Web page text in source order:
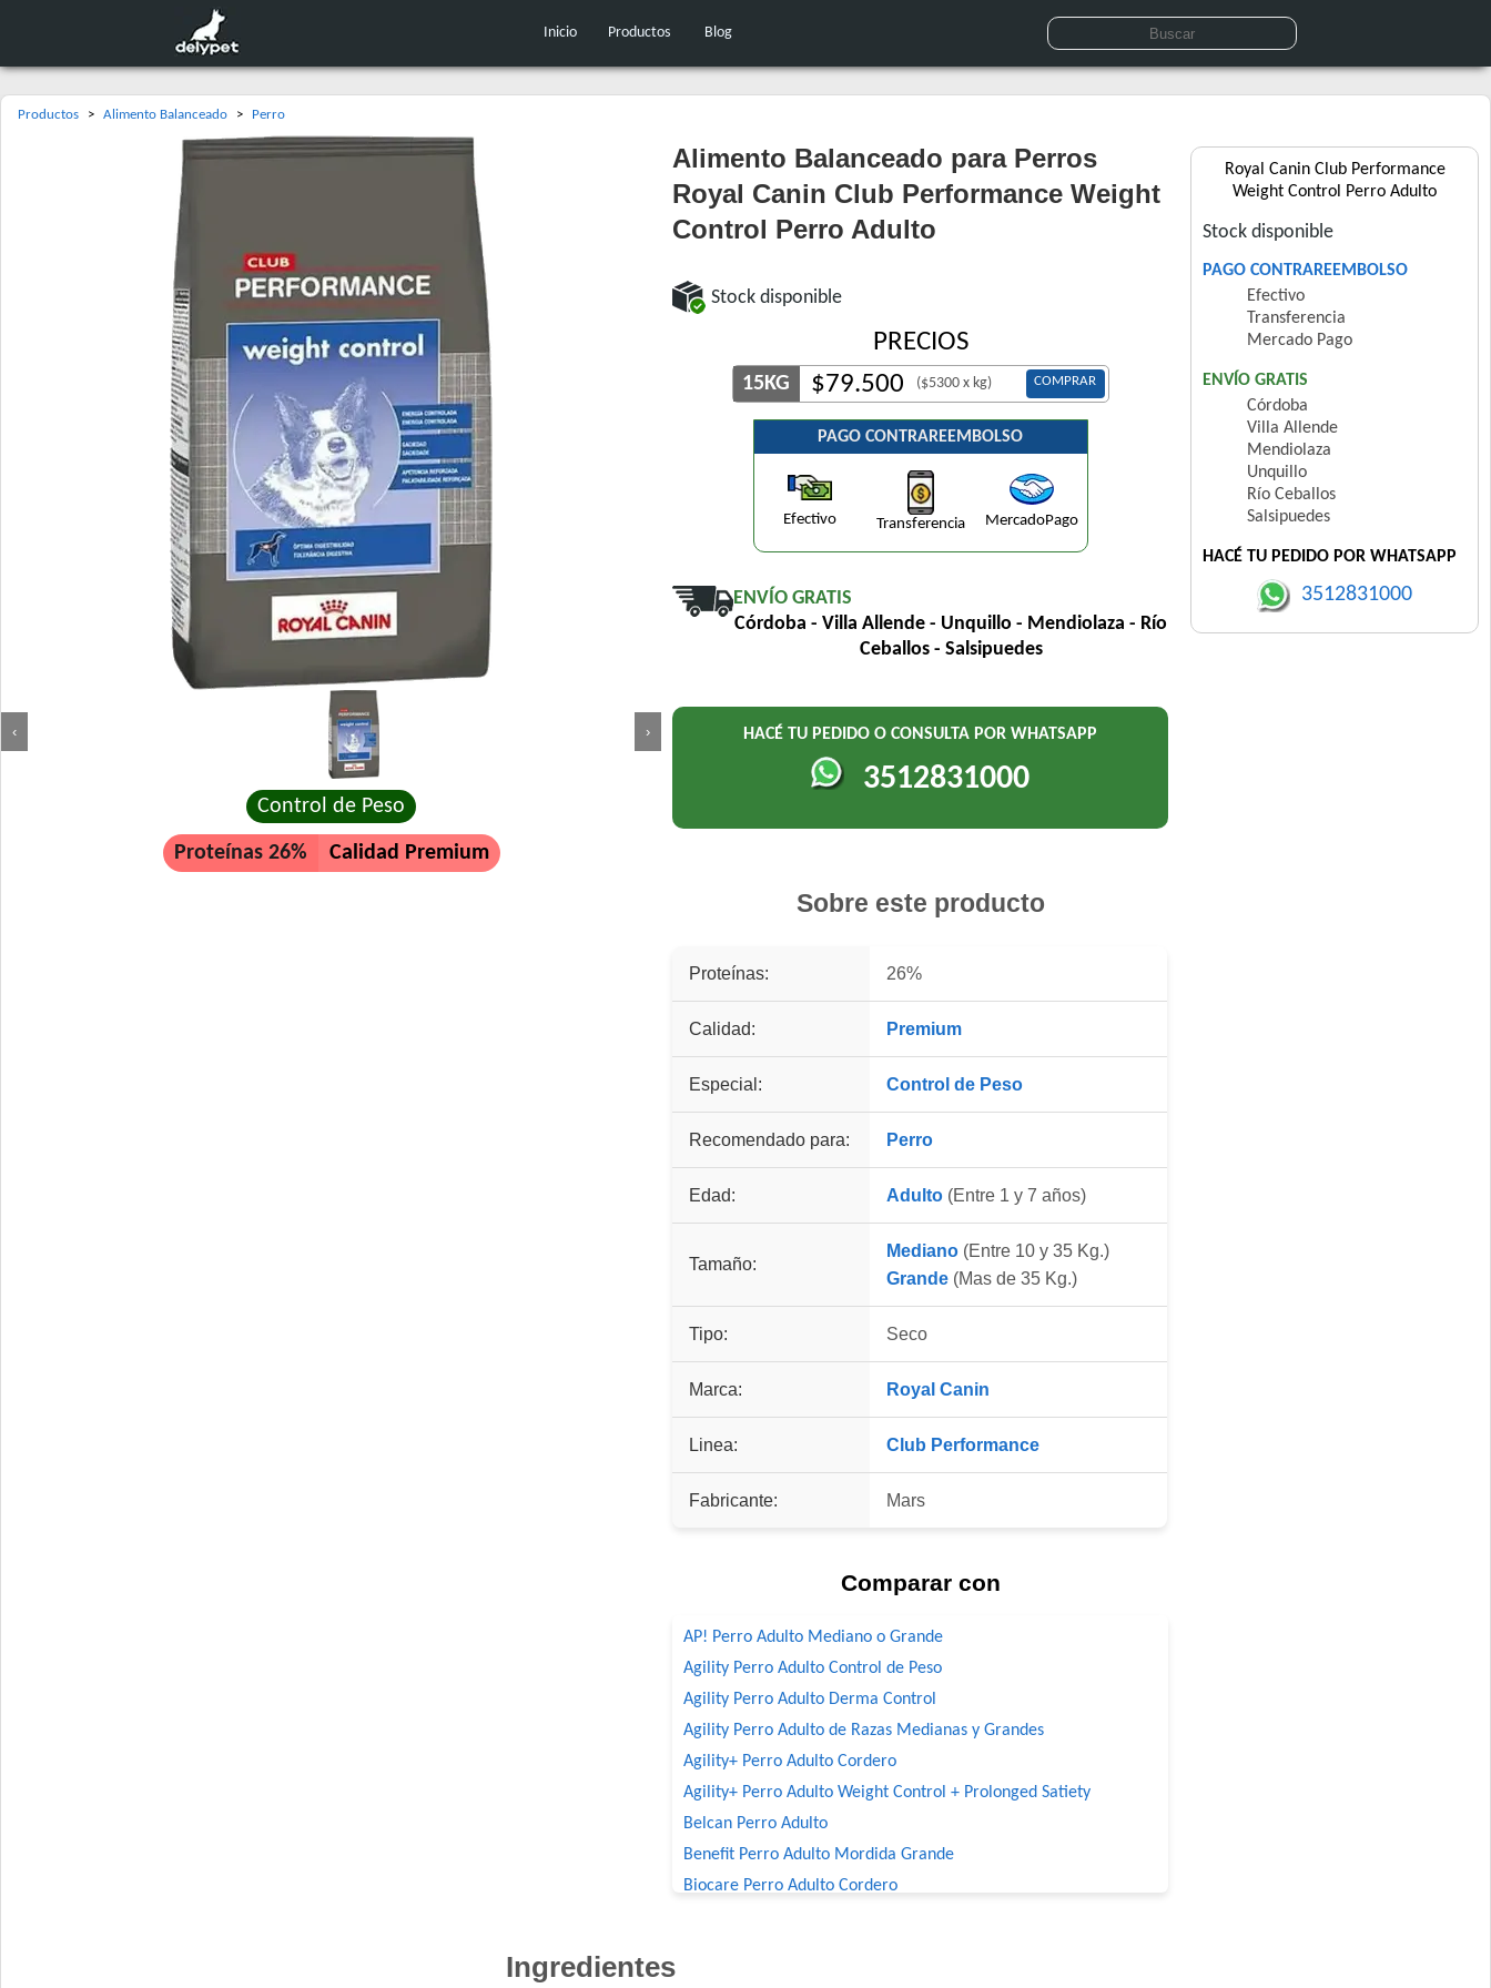
Inicio Productos Blog
Productos > Alimento Balanceado > Perro
‹ ›
Control de Peso
Proteínas 26% Calidad Premium
Alimento Balanceado para Perros
Royal Canin Club Performance Weight
Control Perro Adulto
Stock disponible
PRECIOS
15KG $79.500 ($5300 x kg) COMPRAR
PAGO CONTRAREEMBOLSO
Efectivo Transferencia MercadoPago
ENVÍO GRATIS
Córdoba - Villa Allende - Unquillo - Mendiolaza - Río
Ceballos - Salsipuedes
HACÉ TU PEDIDO O CONSULTA POR WHATSAPP
3512831000
Sobre este producto
Proteínas: 26%
Calidad: Premium
Especial: Control de Peso
Recomendado para: Perro
Edad: Adulto (Entre 1 y 7 años)
Tamaño:
Mediano (Entre 10 y 35 Kg.)
Grande (Mas de 35 Kg.)
Tipo: Seco
Marca: Royal Canin
Linea: Club Performance
Fabricante: Mars
Comparar con
AP! Perro Adulto Mediano o Grande
Agility Perro Adulto Control de Peso
Agility Perro Adulto Derma Control
Agility Perro Adulto de Razas Medianas y Grandes
Agility+ Perro Adulto Cordero
Agility+ Perro Adulto Weight Control + Prolonged Satiety
Belcan Perro Adulto
Benefit Perro Adulto Mordida Grande
Biocare Perro Adulto Cordero
Ingredientes
Royal Canin Club Performance
Weight Control Perro Adulto
Stock disponible
PAGO CONTRAREEMBOLSO
Efectivo
Transferencia
Mercado Pago
ENVÍO GRATIS
Córdoba
Villa Allende
Mendiolaza
Unquillo
Río Ceballos
Salsipuedes
HACÉ TU PEDIDO POR WHATSAPP
3512831000